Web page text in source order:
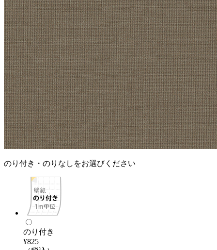
のり付き・のりなしをお選びください
のり付き
¥825